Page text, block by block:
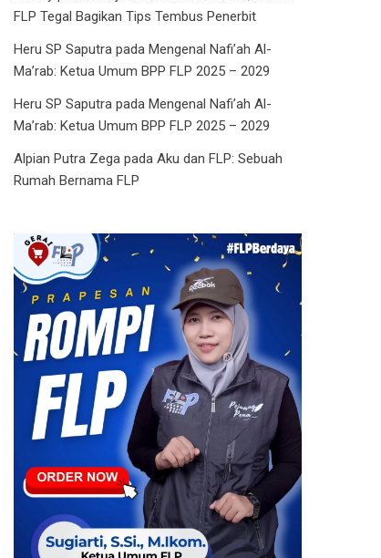
FLP Tegal Bagikan Tips Tembus Penerbit
Heru SP Saputra padaMengenal Nafi’ah Al-
Ma’rab: Ketua Umum BPP FLP 2025 – 2029
Heru SP Saputra padaMengenal Nafi’ah Al-
Ma’rab: Ketua Umum BPP FLP 2025 – 2029
Alpian Putra Zega padaAku dan FLP: Sebuah
Rumah Bernama FLP